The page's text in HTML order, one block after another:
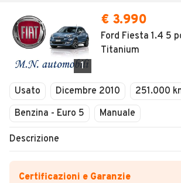
1
€ 3.990
Ford Fiesta 1.4 5
Titanium
Usato Dicembre 2010
251.000
Benzina - Euro 5
Manuale
Descrizione
Certificazioni e Garanzie